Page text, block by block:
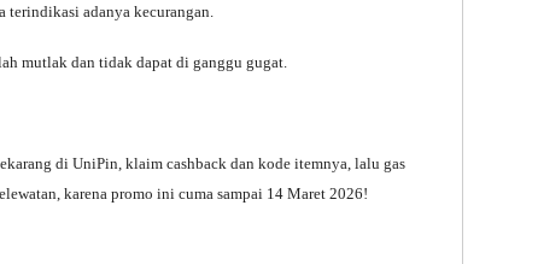
adanya kecurangan.
mutlak dan tidak dapat di ganggu gugat.
di UniPin, klaim cashback dan kode itemnya, lalu gas
karena promo ini cuma sampai 14 Maret 2026!